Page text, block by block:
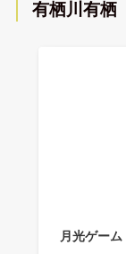
有栖川有栖
月光ゲー